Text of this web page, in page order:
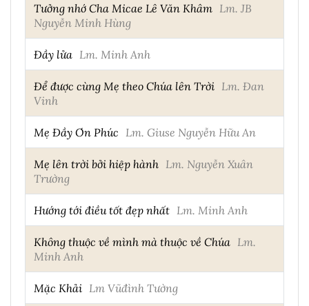
Tưởng nhớ Cha Micae Lê Văn Khâm Lm. JB
Nguyễn Minh Hùng
Đầy lửa Lm. Minh Anh
Để được cùng Mẹ theo Chúa lên Trời Lm. Đan
Vinh
Mẹ Đầy Ơn Phúc Lm. Giuse Nguyễn Hữu An
Mẹ lên trời bởi hiệp hành Lm. Nguyễn Xuân
Trường
Hướng tới điều tốt đẹp nhất Lm. Minh Anh
Không thuộc về mình mà thuộc về Chúa Lm.
Minh Anh
Mặc Khải Lm Vũđình Tường